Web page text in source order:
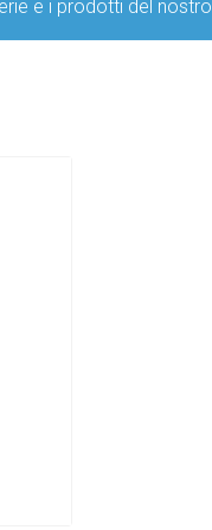
e i prodotti del